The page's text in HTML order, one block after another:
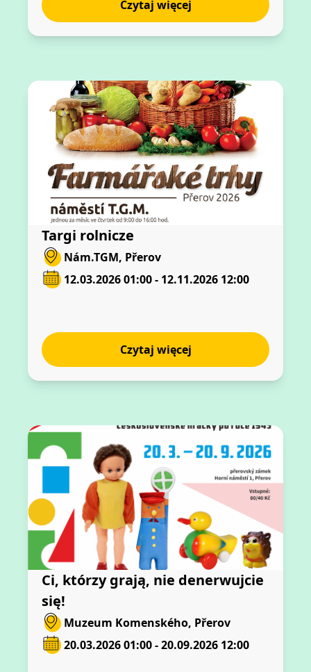
Czytaj więcej
Targi rolnicze
Nám.TGM, Přerov
12.03.2026 01:00 - 12.11.2026 12:00
Czytaj więcej
Ci, którzy grają, nie denerwujcie
się!
Muzeum Komenského, Přerov
20.03.2026 01:00 - 20.09.2026 12:00